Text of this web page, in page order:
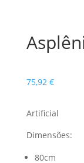
75,92 €
Artificial
Dimensões:
80cm